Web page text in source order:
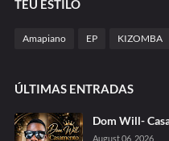
TEU ESTILO
Amapiano EP KIZOMBA
ÚLTIMAS ENTRADAS
Dom Will-
August 06, 2026